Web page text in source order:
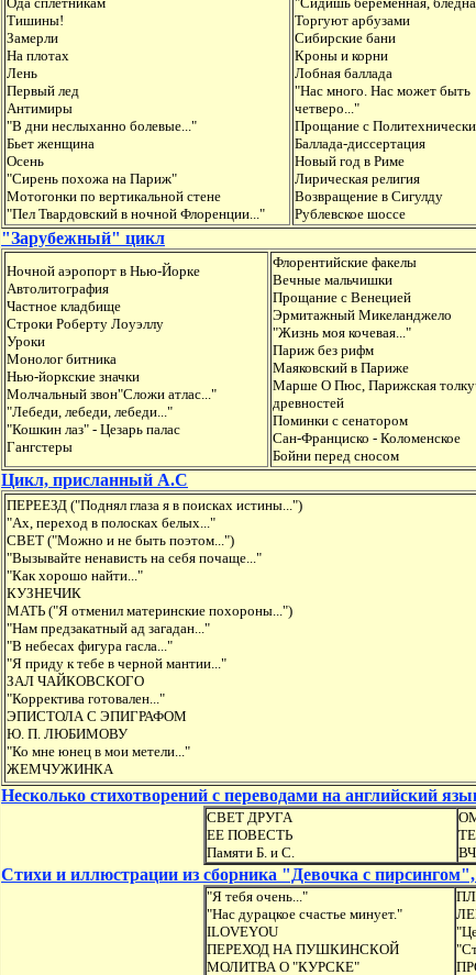
Тишины!
Замерли
На плотах
Лень
Первый лед
Антимиры
"В дни неслыханно болевые..."
Бьет женщина
Осень
"Сирень похожа на Париж"
Мотогонки по вертикальной стене
"Пел Твардовский в ночной Флоренции..."
Торгуют арбузами
Сибирские бани
Кроны и корни
Лобная баллада
"Нас много. Нас может быть
четверо..."
Прощание с
Баллада-диссертация
Новый год в Риме
Лирическая религия
Возвращение в Сигулду
Рублевское шоссе
"Зарубежный" цикл
Ночной аэропорт в Нью-Йорке
Автолитография
Частное кладбище
Строки Роберту Лоуэллу
Уроки
Монолог битника
Нью-йоркские значки
Молчальный звон"Сложи атлас..."
"Лебеди, лебеди, лебеди..."
"Кошкин лаз" - Цезарь палас
Гангстеры
Флорентийские факелы
Вечные мальчишки
Прощание с Венецией
Эрмитажный Микеланджело
"Жизнь моя кочевая..."
Париж без рифм
Маяковский в Париже
Марше О Пюс, Парижская
древностей
Поминки с сенатором
Сан-Франциско - Коломенское
Бойни перед сносом
Цикл, присланный А.С
ПЕРЕЕЗД ("Поднял глаза я в поисках истины...")
"Ах, переход в полосках белых..."
СВЕТ ("Можно и не быть поэтом...")
"Вызывайте ненависть на себя почаще..."
"Как хорошо найти..."
КУЗНЕЧИК
МАТЬ ("Я отменил материнские похороны...")
"Нам предзакатный ад загадан..."
"В небесах фигура гасла..."
"Я приду к тебе в черной мантии..."
ЗАЛ ЧАЙКОВСКОГО
"Корректива готовален..."
ЭПИСТОЛА С ЭПИГРАФОМ
Ю. П. ЛЮБИМОВУ
"Ко мне юнец в мои метели..."
ЖЕМЧУЖИНКА
Несколько стихотворений с переводами на английский
СВЕТ ДРУГА
ЕЕ ПОВЕСТЬ
Памяти Б. и С.
Стихи и иллюстрации из сборника "Девочка с
"Я тебя очень..."
"Нас дурацкое счастье минует."
ILOVEYOU
ПЕРЕХОД НА ПУШКИНСКОЙ
МОЛИТВА О "КУРСКЕ"